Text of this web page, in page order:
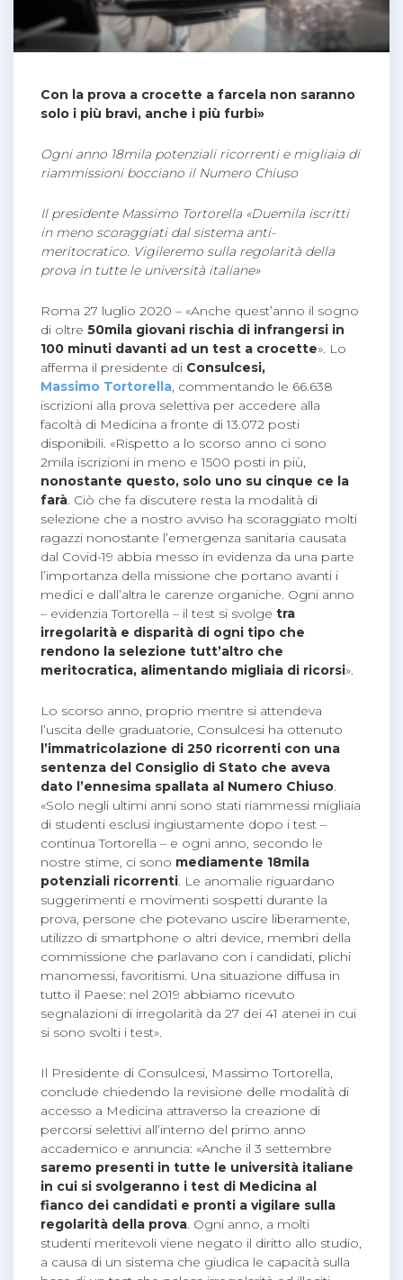
Con la prova a crocette a farcela non saranno
solo i più bravi, anche i più furbi»
Ogni anno 18mila potenziali ricorrenti e migliaia di
riammissioni bocciano il Numero Chiuso
Il presidente Massimo Tortorella «Duemila iscritti
in meno scoraggiati dal sistema anti-
meritocratico. Vigileremo sulla regolarità della
prova in tutte le università italiane»
Roma 27 luglio 2020 – «Anche quest’anno il sogno
di oltre 50mila giovani rischia di infrangersi in
100 minuti davanti ad un test a crocette». Lo
afferma il presidente di Consulcesi,
Massimo Tortorella, commentando le 66.638
iscrizioni alla prova selettiva per accedere alla
facoltà di Medicina a fronte di 13.072 posti
disponibili. «Rispetto a lo scorso anno ci sono
2mila iscrizioni in meno e 1500 posti in più,
nonostante questo, solo uno su cinque ce la
farà. Ciò che fa discutere resta la modalità di
selezione che a nostro avviso ha scoraggiato molti
ragazzi nonostante l’emergenza sanitaria causata
dal Covid-19 abbia messo in evidenza da una parte
l’importanza della missione che portano avanti i
medici e dall’altra le carenze organiche. Ogni anno
– evidenzia Tortorella – il test si svolge tra
irregolarità e disparità di ogni tipo che
rendono la selezione tutt’altro che
meritocratica, alimentando migliaia di ricorsi».
Lo scorso anno, proprio mentre si attendeva
l’uscita delle graduatorie, Consulcesi ha ottenuto
l’immatricolazione di 250 ricorrenti con una
sentenza del Consiglio di Stato che aveva
dato l’ennesima spallata al Numero Chiuso.
«Solo negli ultimi anni sono stati riammessi migliaia
di studenti esclusi ingiustamente dopo i test –
continua Tortorella – e ogni anno, secondo le
nostre stime, ci sono mediamente 18mila
potenziali ricorrenti. Le anomalie riguardano
suggerimenti e movimenti sospetti durante la
prova, persone che potevano uscire liberamente,
utilizzo di smartphone o altri device, membri della
commissione che parlavano con i candidati, plichi
manomessi, favoritismi. Una situazione diffusa in
tutto il Paese: nel 2019 abbiamo ricevuto
segnalazioni di irregolarità da 27 dei 41 atenei in cui
si sono svolti i test».
Il Presidente di Consulcesi, Massimo Tortorella,
conclude chiedendo la revisione delle modalità di
accesso a Medicina attraverso la creazione di
percorsi selettivi all’interno del primo anno
accademico e annuncia: «Anche il 3 settembre
saremo presenti in tutte le università italiane
in cui si svolgeranno i test di Medicina al
fianco dei candidati e pronti a vigilare sulla
regolarità della prova. Ogni anno, a molti
studenti meritevoli viene negato il diritto allo studio,
a causa di un sistema che giudica le capacità sulla